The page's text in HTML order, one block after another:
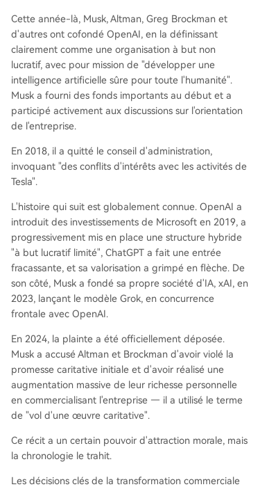
Cette année-là, Musk, Altman, Greg Brockman et
d'autres ont cofondé OpenAI, en la définissant
clairement comme une organisation à but non
lucratif, avec pour mission de "développer une
intelligence artificielle sûre pour toute l'humanité".
Musk a fourni des fonds importants au début et a
participé activement aux discussions sur l'orientation
de l'entreprise.
En 2018, il a quitté le conseil d'administration,
invoquant "des conflits d'intérêts avec les activités de
Tesla".
L'histoire qui suit est globalement connue. OpenAI a
introduit des investissements de Microsoft en 2019, a
progressivement mis en place une structure hybride
"à but lucratif limité", ChatGPT a fait une entrée
fracassante, et sa valorisation a grimpé en flèche. De
son côté, Musk a fondé sa propre société d'IA, xAI, en
2023, lançant le modèle Grok, en concurrence
frontale avec OpenAI.
En 2024, la plainte a été officiellement déposée.
Musk a accusé Altman et Brockman d'avoir violé la
promesse caritative initiale et d'avoir réalisé une
augmentation massive de leur richesse personnelle
en commercialisant l'entreprise — il a utilisé le terme
de "vol d'une œuvre caritative".
Ce récit a un certain pouvoir d'attraction morale, mais
la chronologie le trahit.
Les décisions clés de la transformation commerciale